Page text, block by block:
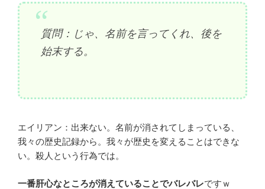
質問：じゃ、名前を言ってくれ、後を
始末する。
エイリアン：出来ない。名前が消されてしまっている、
我々の歴史記録から。我々が歴史を変えることはできな
い。殺人という行為では。
一番肝心なところが消えていることでバレバレですｗ